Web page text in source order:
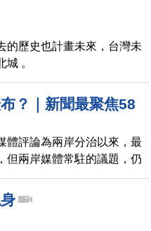
的歷史也計畫未來，台灣未
。
？｜新聞最聚焦58
體評論為兩岸分治以來，最
但兩岸媒體常駐的議題，仍
為您聚焦兩岸媒體常駐，究
本集精采內容有： 一、王
元凶惶恐終日 法輪功訴江